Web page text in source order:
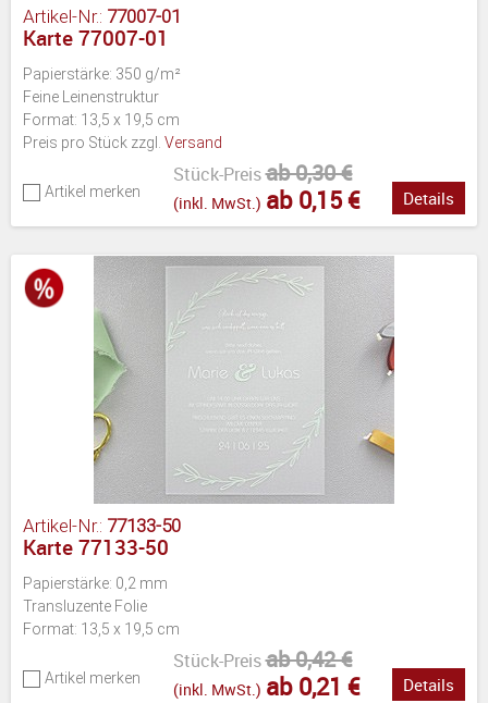
Artikel-Nr.: 77007-01
Karte 77007-01
Papierstärke: 350 g/m²
Feine Leinenstruktur
Format: 13,5 x 19,5 cm
Preis pro Stück zzgl. Versand
Artikel merken
Stück-Preisab 0,30 €
(inkl. MwSt.) ab 0,15 € Details
Artikel-Nr.: 77133-50
Karte 77133-50
Papierstärke: 0,2 mm
Transluzente Folie
Format: 13,5 x 19,5 cm
Artikel merken
Stück-Preisab 0,42 €
(inkl. MwSt.) ab 0,21 € Details